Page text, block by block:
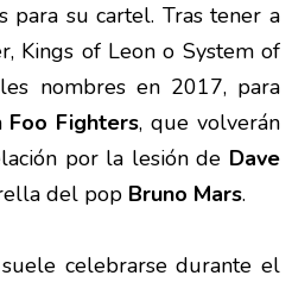
para su cartel. Tras tener a
Kings of Leon o System of
nombres en 2017, para
Foo Fighters, que volverán
por la lesión de Dave
del pop Bruno Mars.
celebrarse durante el